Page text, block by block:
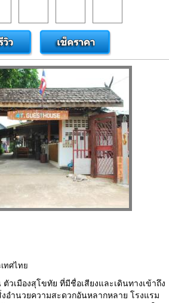
ทศไทย
วเมืองสุโขทัย ที่มีชื่อเสียงและเดินทางเข้าถึง
อำนวยความสะดวกอันหลากหลาย โรงแรม